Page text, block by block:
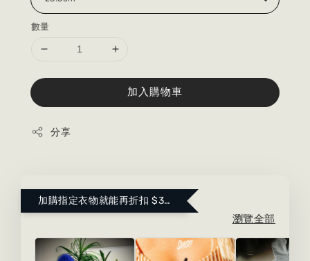
數量
加入購物車
分享
加購指定衣物就能再折扣 $300 ！點這裡看更多～
瀏覽全部